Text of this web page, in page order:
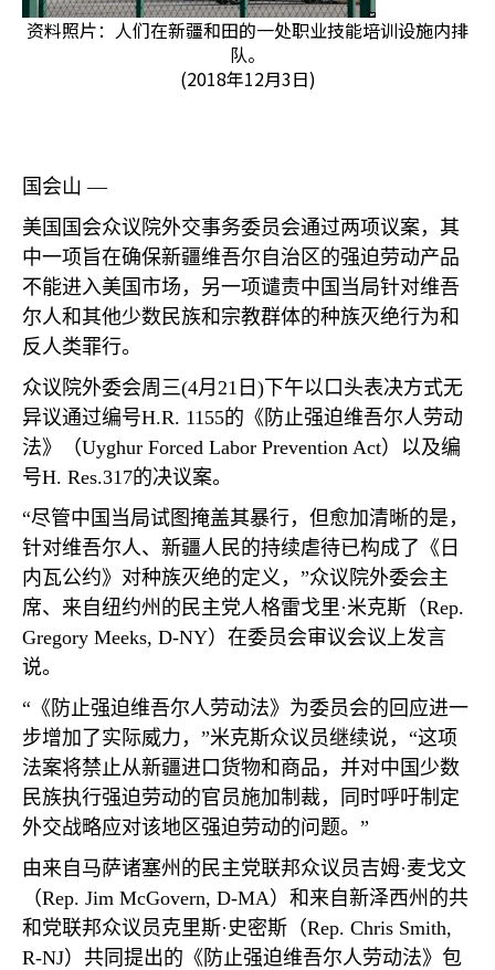
资料照片：人们在新疆和田的一处职业技能培训设施内排
队。
(2018年12月3日)
国会山 —
美国国会众议院外交事务委员会通过两项议案，其
中一项旨在确保新疆维吾尔自治区的强迫劳动产品
不能进入美国市场，另一项谴责中国当局针对维吾
尔人和其他少数民族和宗教群体的种族灭绝行为和
反人类罪行。
众议院外委会周三(4月 21 日 ) 下午以口头表决方式无
异议通过编号H.R. 1155的《防止强迫维吾尔人劳动
法》（Uyghur Forced Labor Prevention Act）以及编
号H. Res.317的决议案。
“尽管中国当局试图掩盖其暴行，但愈加清晰的是，
针对维吾尔人、新疆人民的持续虐待已构成了《日
内瓦公约》对种族灭绝的定义，”众议院外委会主
席、来自纽约州的民主党人格雷戈里·米克斯（Rep.
Gregory Meeks, D-NY）在委员会审议会议上发言
说。
“《防止强迫维吾尔人劳动法》为委员会的回应进一
步增加了实际威力，”米克斯众议员继续说，“这项
法案将禁止从新疆进口货物和商品，并对中国少数
民族执行强迫劳动的官员施加制裁，同时呼吁制定
外交战略应对该地区强迫劳动的问题。”
由来自马萨诸塞州的民主党联邦众议员吉姆·麦戈文
（Rep. Jim McGovern, D-MA）和来自新泽西州的共
和党联邦众议员克里斯·史密斯（Rep. Chris Smith,
R-NJ）共同提出的《防止强迫维吾尔人劳动法》包